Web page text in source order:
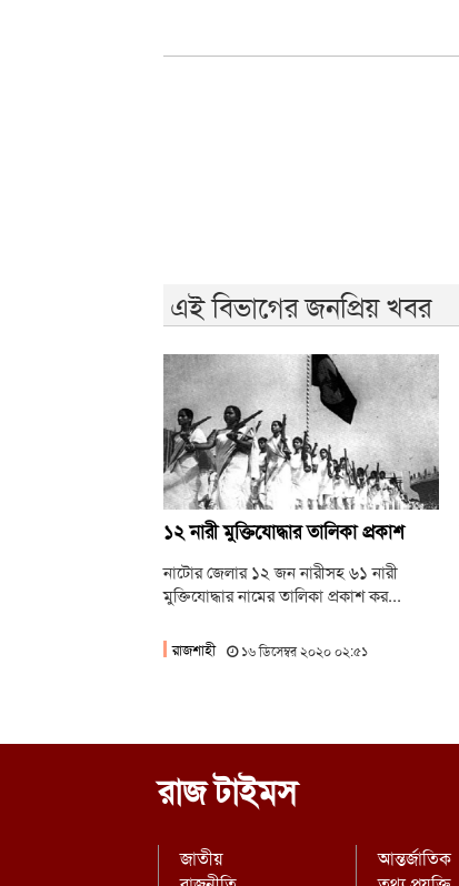
এই বিভাগের জনপ্রিয় খবর
১২ নারী মুক্তিযোদ্ধার তালিকা প্রকাশ
নাটোর জেলার ১২ জন নারীসহ ৬১ নারী
মুক্তিযোদ্ধার নামের তালিকা প্রকাশ কর...
রাজশাহী ১৬ ডিসেম্বর ২০২০ ০২:৫১
রাজ টাইমস
জাতীয়
আন্তর্জাতিক